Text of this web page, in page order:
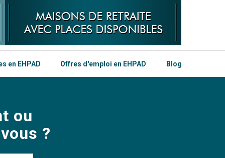
en EHPAD Offres d'emploi en EHPAD Blog
ou
?